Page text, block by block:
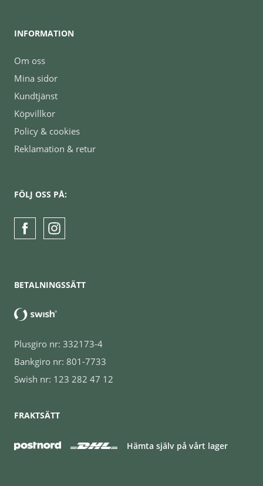
INFORMATION
Om oss
Mina sidor
Kundtjänst
Köpvillkor
Policy & cookies
Reklamation & retur
FÖLJ OSS PÅ:
BETALNINGSSÄTT
Plusgiro nr: 332173-4
Bankgiro nr: 801-7733
Swish nr: 123 282 47 12
FRAKTSÄTT
Hämta själv på vårt lager